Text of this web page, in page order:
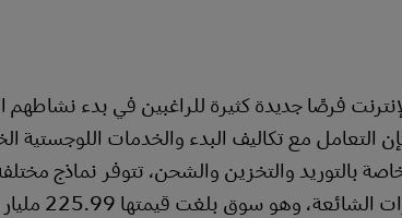
فرصًا جديدة كثيرة للراغبين في بدء
مع تكاليف البدء والخدمات اللوجستية
بالتوريد والتخزين والشحن، تتوفر نماذج مختلفة